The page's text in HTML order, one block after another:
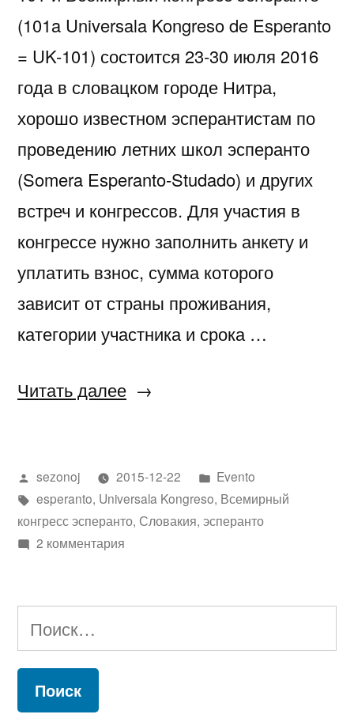
(101a Universala Kongreso de Esperanto
= UK-101) состоится 23-30 июля 2016
года в словацком городе Нитра,
хорошо известном эсперантистам по
проведению летних школ эсперанто
(Somera Esperanto-Studado) и других
встреч и конгрессов. Для участия в
конгрессе нужно заполнить анкету и
уплатить взнос, сумма которого
зависит от страны проживания,
категории участника и срока …
Читать далее«Всемирный
Написано
автором
sezonoj 2015-12-22
Написано
в
Evento
Метки:
esperanto, Universala Kongreso, Всемирный
конгресс эсперанто, Словакия, эсперанто
2 комментарияк
конгресс
Найти: